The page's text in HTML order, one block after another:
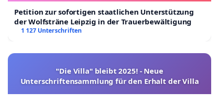
Petition zur sofortigen staatlichen Unterstützung
der Wolfsträne Leipzig in der Trauerbewältigung
1 127 Unterschriften
"Die Villa" bleibt 2025! - Neue
Unterschriftensammlung für den Erhalt der Villa